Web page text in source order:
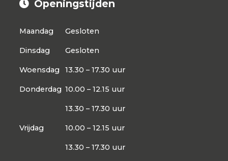
Openingstijden
Maandag Gesloten
Dinsdag Gesloten
Woensdag 13.30 – 17.30 uur
Donderdag 10.00 – 12.15 uur
13.30 – 17.30 uur
Vrijdag 10.00 – 12.15 uur
13.30 – 17.30 uur